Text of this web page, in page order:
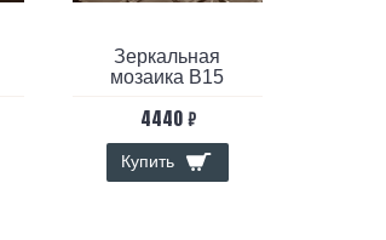
Зеркальная
мозаика B15
4440 ₽
Купить